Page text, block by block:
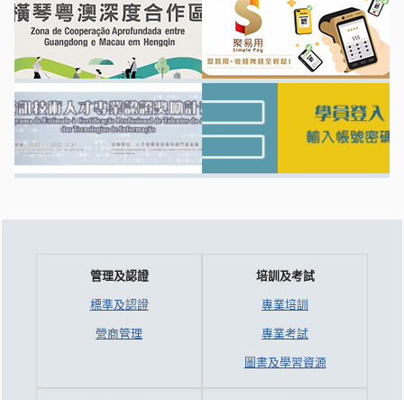
管理及認證
標準及認證
營商管理
培訓及考試
專業培訓
專業考試
圖書及學習資源